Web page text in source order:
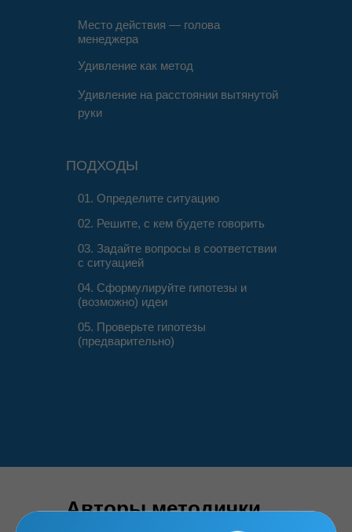
Место действия — голова
менеджера
Удивление как метод
Удивление на расстоянии вытянутой
руки
ПОДХОДЫ
01. Определите ситуацию
03. Задайте вопросы в соответствии
с ситуацией
02. Решите, с кем будете говорить
04. Сформулируйте гипотезы и
(возможно) идеи
05. Проверьте гипотезы
(предварительно)
Авторы методички